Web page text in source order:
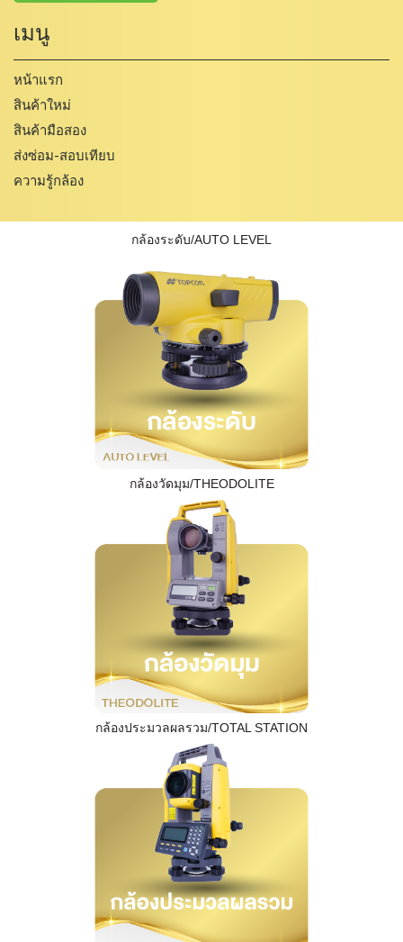
เมนู
หน้าแรก
สินค้าใหม่
สินค้ามือสอง
ส่งซ่อม-สอบเทียบ
ความรู้กล้อง
กล้องระดับ/AUTO LEVEL
กล้องวัดมุม/THEODOLITE
กล้องประมวลผลรวม/TOTAL STATION